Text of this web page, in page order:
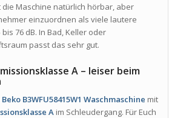
die Maschine natürlich hörbar, aber
einzuordnen als viele lautere
76 dB. In Bad, Keller oder
passt das sehr gut.
A – leiser beim
Beko B3WFU58415W1 Waschmaschine mit
Aim Schleudergang. Für Euch